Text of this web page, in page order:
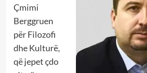
Çmimi
Berggruen
për Filozofi
dhe Kulturë,
që jepet çdo